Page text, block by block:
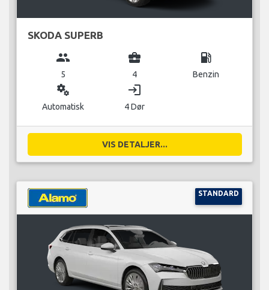
SKODA SUPERB
group
5
business_center
4
local_gas_station
Benzin
miscellaneous_services
Automatisk
login
4 Dør
VIS DETALJER...
STANDARD